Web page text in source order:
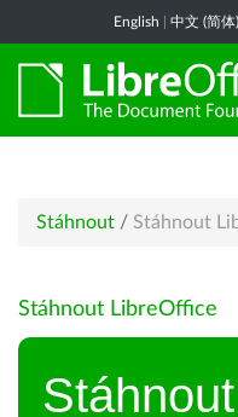
English 中文 (简体)
Stáhnout / Stáhnout
Stáhnout LibreOffice
Stáhnout